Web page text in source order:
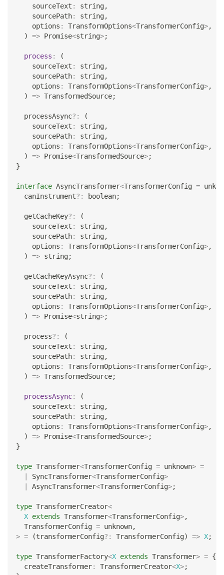
    sourceText
: string,
    sourcePath
: string,
    options
: TransformOptions<TransformerConfig>,
)
=> Promise<string>;
process :
(
    sourceText
: string,
    sourcePath
: string,
    options
: TransformOptions<TransformerConfig>,
)
=> TransformedSource;
  processAsync
? :
(
    sourceText
: string,
    sourcePath
: string,
    options
: TransformOptions<TransformerConfig>,
)
=> Promise<TransformedSource>;
}
interface AsyncTransformer<TransformerConfig =
  canInstrument
? : boolean;
  getCacheKey
? :
(
    sourceText
: string,
    sourcePath
: string,
    options
: TransformOptions<TransformerConfig>,
)
=> string;
  getCacheKeyAsync
? :
(
    sourceText
: string,
    sourcePath
: string,
    options
: TransformOptions<TransformerConfig>,
)
=> Promise<string>;
  process
? :
(
    sourceText
: string,
    sourcePath
: string,
    options
: TransformOptions<TransformerConfig>,
)
=> TransformedSource;
processAsync:
(
    sourceText
: string,
    sourcePath
: string,
    options
: TransformOptions<TransformerConfig>,
)
=> Promise<TransformedSource>;
}
type Transformer<TransformerConfig = unknown> =
SyncTransformer<TransformerConfig>
AsyncTransformer<TransformerConfig>;
type TransformerCreator<
X extends Transformer<TransformerConfig>,
  TransformerConfig
= unknown,
> = (transformerConfig? : TransformerConfig) => X;
type TransformerFactory<X extends Transformer> = {
  createTransformer
: TransformerCreator<X>;